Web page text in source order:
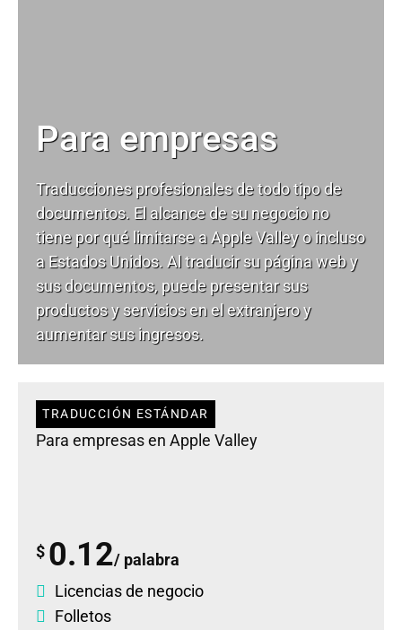
Para empresas
Traducciones profesionales de todo tipo de
documentos. El alcance de su negocio no
tiene por qué limitarse a Apple Valley o incluso
a Estados Unidos. Al traducir su página web y
sus documentos, puede presentar sus
productos y servicios en el extranjero y
aumentar sus ingresos.
TRADUCCIÓN ESTÁNDAR
Para empresas en Apple Valley
$ 0.12/ palabra
Licencias de negocio
Folletos